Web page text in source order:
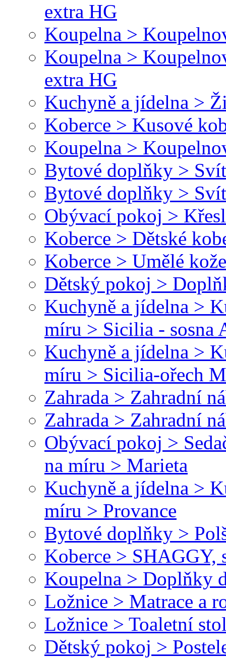
extra HG
Koupelna >
Koupelna >
extra HG
Kuchyně a jídelna >
Koberce > Kusové
Koupelna >
Bytové doplňky >
Bytové doplňky >
Obývací pokoj >
Koberce > Dětské
Koberce > Umělé
Dětský pokoj >
Kuchyně a jídelna >
míru > Sicilia - sosna
Kuchyně a jídelna >
míru > Sicilia-ořech
Zahrada > Zahradní
Zahrada > Zahradní
Obývací pokoj >
na míru > Marieta
Kuchyně a jídelna >
míru > Provance
Bytové doplňky >
Koberce > SHAGGY,
Koupelna > Doplňky
Ložnice > Matrace a
Ložnice > Toaletní
Dětský pokoj >